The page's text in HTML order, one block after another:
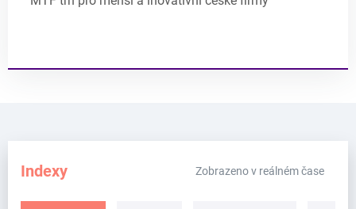
Zobrazeno v reálném čase
Indexy